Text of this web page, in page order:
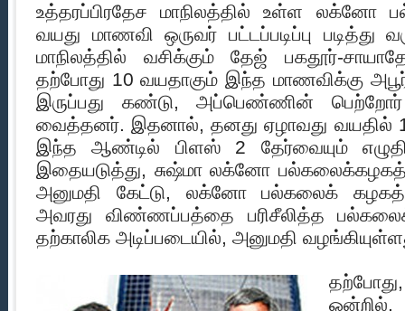
உத்தரப்பிரதேச மாநிலத்தில் உள்ள லக்னோ
வயது மாணவி ஒருவர் பட்டப்படிப்பு படித்து
மாநிலத்தில் வசிக்கும் தேஜ் பகதூர்-
தற்போது 10 வயதாகும் இந்த மாணவிக்கு
இருப்பது கண்டு, அப்பெண்ணின் பெற்றோர்
வைத்தனர். இதனால், தனது ஏழாவது வயதில்
இந்த ஆண்டில் பிளஸ் 2 தேர்வையும் எழுதி
இதையடுத்து, சுஷ்மா லக்னோ
அனுமதி கேட்டு, லக்னோ பல்கலைக்
அவரது விண்ணப்பத்தை பரிசீலித்த
தற்காலிக அடிப்படையில், அனுமதி
தற்போது,
ஒன்றில்,